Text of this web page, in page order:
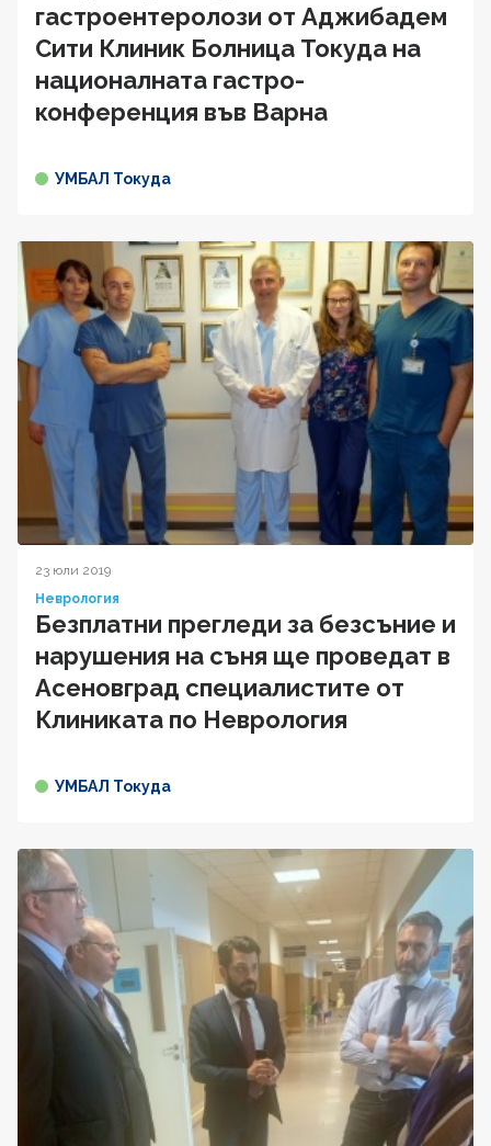
гастроентеролози от Аджибадем
Сити Клиник Болница Токуда на
националната гастро-
конференция във Варна
УМБАЛ Токуда
23 юли 2019
Неврология
Безплатни прегледи за безсъние и
нарушения на съня ще проведат в
Асеновград специалистите от
Клиниката по Неврология
УМБАЛ Токуда